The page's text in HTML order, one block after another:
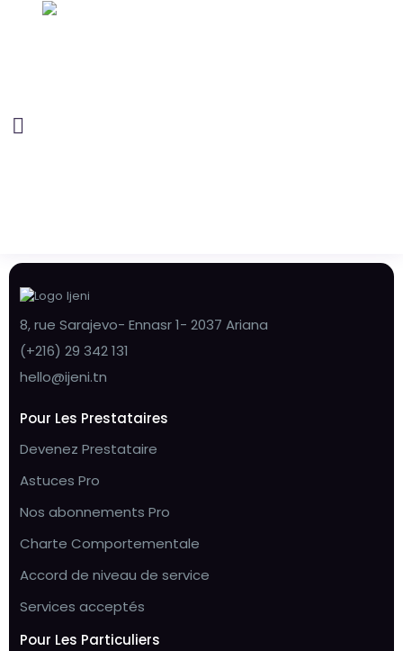
8, rue Sarajevo- Ennasr 1- 2037 Ariana
(+216) 29 342 131
hello@ijeni.tn
Pour Les Prestataires
Devenez Prestataire
Astuces Pro
Nos abonnements Pro
Charte Comportementale
Accord de niveau de service
Services acceptés
Pour Les Particuliers